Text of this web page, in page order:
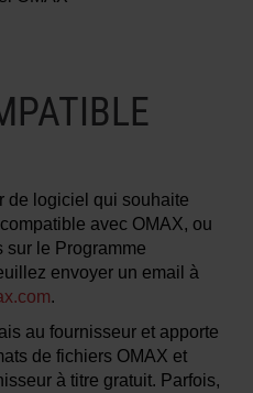
de logiciel qui souhaite
avec OMAX, ou
sur le Programme
envoyer un email à
.
au fournisseur et apporte
de fichiers OMAX et
à titre gratuit. Parfois,